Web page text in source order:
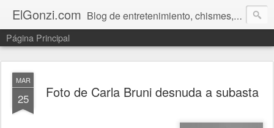
ElGonzi.com Blog de entretenimiento, chismes, humor, farándula, curiosidades, ovnis, noticias calientes, fotos, videos, paranormal y ¡más!
Página Principal
MAR
25 Foto de Carla Bruni desnuda a subasta